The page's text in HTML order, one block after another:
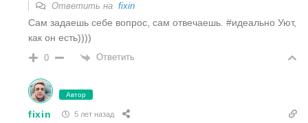
Ответить на fixin
Сам задаешь себе вопрос, сам отвечаешь. #идеально Уют,
как он есть))))
0 Ответить
Автор
fixin 5 лет назад